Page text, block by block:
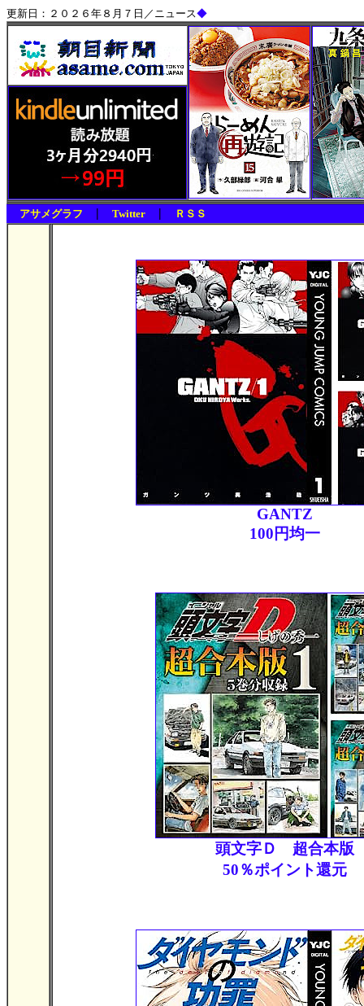
更新日：２０２６年８月７日／ニュース◆
アサメグラフ | Twitter | ＲＳＳ
GANTZ
100円均一
頭文字Ｄ 超合本版
50％ポイント還元